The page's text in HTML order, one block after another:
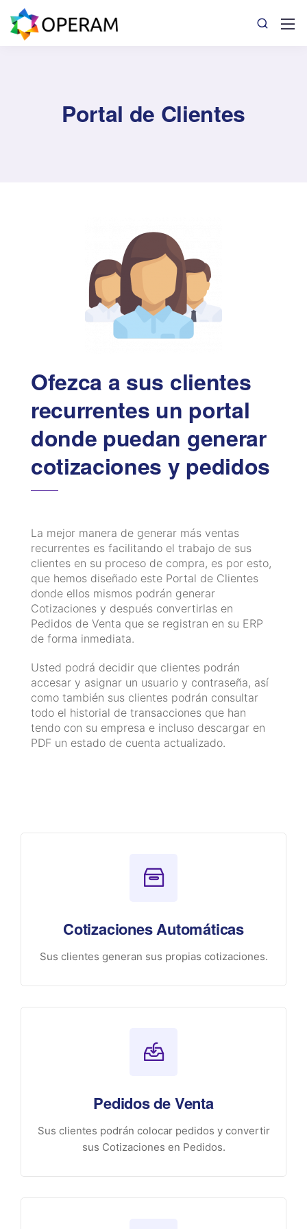
Portal de Clientes
Ofezca a sus clientes
recurrentes un portal
donde puedan generar
cotizaciones y pedidos
La mejor manera de generar más ventas
recurrentes es facilitando el trabajo de sus
clientes en su proceso de compra, es por esto,
que hemos diseñado este Portal de Clientes
donde ellos mismos podrán generar
Cotizaciones y después convertirlas en
Pedidos de Venta que se registran en su ERP
de forma inmediata.
Usted podrá decidir que clientes podrán
accesar y asignar un usuario y contraseña, así
como también sus clientes podrán consultar
todo el historial de transacciones que han
tendo con su empresa e incluso descargar en
PDF un estado de cuenta actualizado.
Cotizaciones Automáticas
Sus clientes generan sus propias cotizaciones.
Pedidos de Venta
Sus clientes podrán colocar pedidos y convertir
sus Cotizaciones en Pedidos.